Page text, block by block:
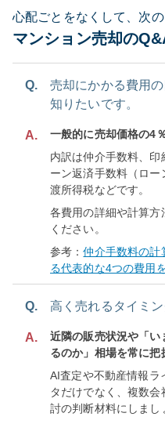
心配ごとをなくして、次の
マンション売却の
Q.
売却にかかる費用
知りたいです。
A.
一般的に売却価格の4
内訳は仲介手数料、印
ーン返済手数料（ロ
渡所得税などです。
各費用の詳細や計算方
ください。
参考：仲介手数料の計
る代表的な4つの費用
Q. 高く売れるタイミ
A.
近隣の販売状況や「い
るのか」相場を常に把
AI査定や不動産情報ラ
タだけでなく、複数
討の判断材料にしまし